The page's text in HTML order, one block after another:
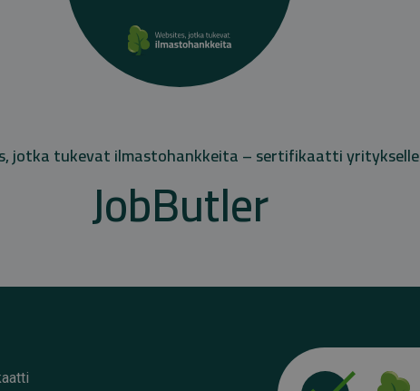
jotka tukevat ilmastohankkeita – sertifikaatti yritykselle
JobButler